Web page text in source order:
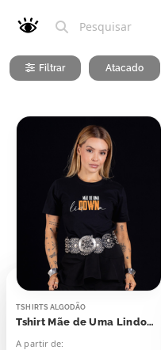
Filtrar Atacado
TSHIRTS ALGODÃO
Tshirt Mãe de Uma Lindowna
A partir de: